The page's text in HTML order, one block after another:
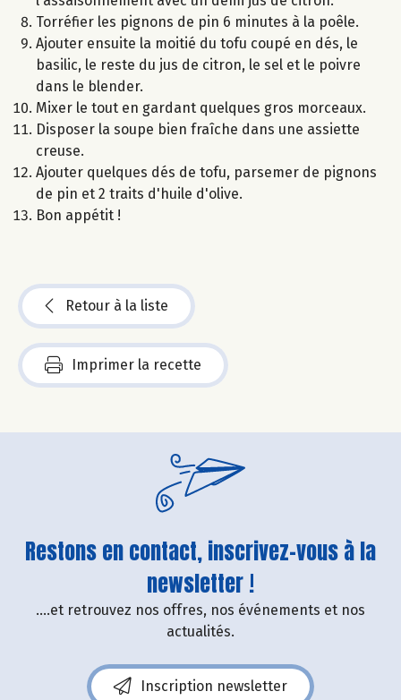
Torréfier les pignons de pin 6 minutes à la poêle.
Ajouter ensuite la moitié du tofu coupé en dés, le
basilic, le reste du jus de citron, le sel et le poivre
dans le blender.
Mixer le tout en gardant quelques gros morceaux.
Disposer la soupe bien fraîche dans une assiette
creuse.
Ajouter quelques dés de tofu, parsemer de pignons
de pin et 2 traits d'huile d'olive.
Bon appétit !
Retour à la liste
Imprimer la recette
Restons en contact, inscrivez-vous à la
newsletter !
....et retrouvez nos offres, nos événements et nos
actualités.
Inscription newsletter